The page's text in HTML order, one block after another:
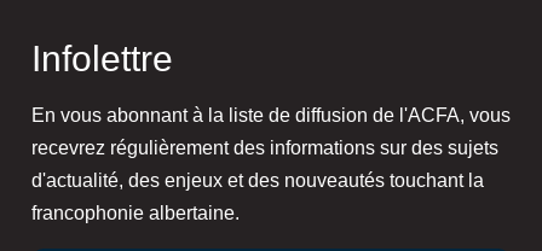
Infolettre
En vous abonnant à la liste de diffusion de l'ACFA, vous
recevrez régulièrement des informations sur des sujets
d'actualité, des enjeux et des nouveautés touchant la
francophonie albertaine.